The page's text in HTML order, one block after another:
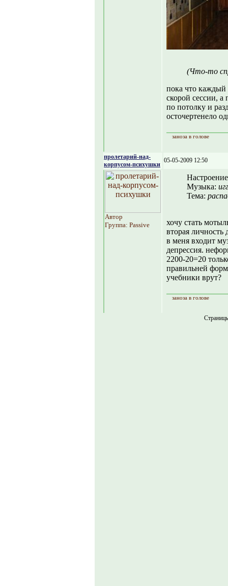
(Что-то
пока что каждый
скорой сессии,
по потолку и
осточертенело
заноза в голове
пролетарий-над-
корпусом-психушки
05-05-2009 12:50
Автор
Группа: Passive
Музыка:
Тема:
хочу стать
вторая личность
в меня входит
депрессия.
2200-20=20
правильней
учебники врут?
заноза в голове